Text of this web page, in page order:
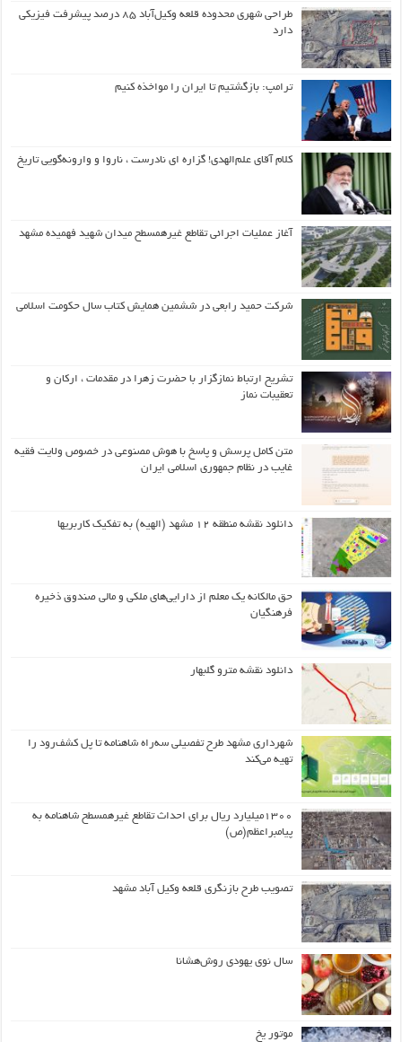
طراحی شهری محدوده قلعه وکیل‌آباد ۸۵ درصد پیشرفت فیزیکی
دارد
ترامپ: بازگشتیم تا ایران را مواخذه کنیم
کلام آقای علم‌الهدی! گزاره ای نادرست ، ناروا و وارونه‌گویی تاریخ
آغاز عملیات اجرائی تقاطع غیرهمسطح میدان شهید فهمیده مشهد
شرکت حمید رابعی در ششمین همایش کتاب سال حکومت اسلامی
تشریح ارتباط نمازگزار با حضرت زهرا در مقدمات ، ارکان و
تعقیبات نماز
متن کامل پرسش و پاسخ با هوش مصنوعی در خصوص ولایت فقیه
غایب در نظام جمهوری اسلامی ایران
دانلود نقشه منطقه ۱۲ مشهد (الهیه) به تفکیک کاربریها
حق مالکانه یک معلم از دارایی‌های ملکی و مالی صندوق ذخیره
فرهنگیان
دانلود نقشه مترو گلبهار
شهرداری مشهد طرح تفصیلی سه‌راه شاهنامه تا پل کشف‌رود را
تهیه می‌کند
۱۳۰۰میلیارد ریال برای احداث تقاطع غیرهمسطح شاهنامه به
پیامبراعظم(ص)
تصویب طرح بازنگری قلعه وکیل آباد مشهد
سال نوی یهودی روش‌هشانا
موتور یخ